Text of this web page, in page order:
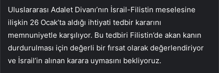
Uluslararası Adalet Divanı’nın İsrail-Filistin meselesine
ilişkin 26 Ocak’ta aldığı ihtiyati tedbir kararını
memnuniyetle karşılıyor. Bu tedbiri Filistin’de akan kanın
durdurulması için değerli bir fırsat olarak değerlendiriyor
ve İsrail’in alınan karara uymasını bekliyoruz.